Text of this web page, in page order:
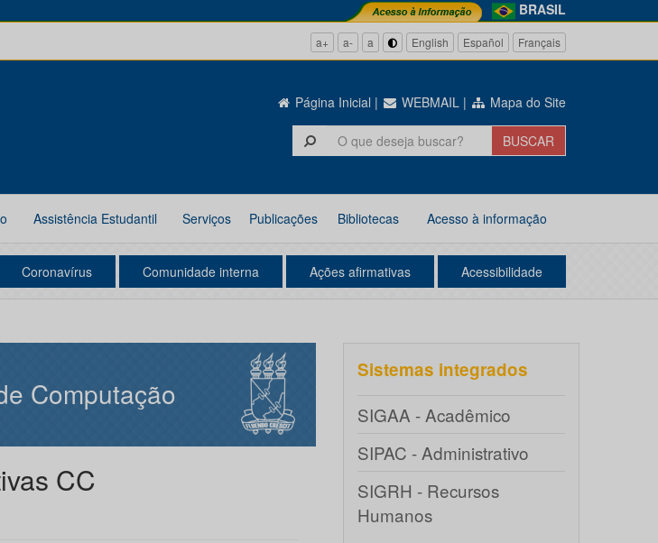
BRASIL
a+ a- a English Español Français
Página Inicial | WEBMAIL | Mapa do Site
Assistência Estudantil Serviços Publicações Bibliotecas Acesso à informação
Coronavírus Comunidade interna Ações afirmativas Acessibilidade
Computação
CC
Sistemas integrados
SIGAA - Acadêmico
SIPAC - Administrativo
SIGRH - Recursos
Humanos